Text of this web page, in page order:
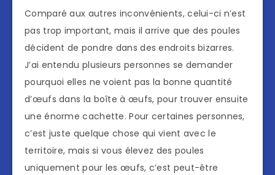
Comparé aux autres inconvénients, celui-ci n’est
pas trop important, mais il arrive que des poules
décident de pondre dans des endroits bizarres.
J’ai entendu plusieurs personnes se demander
pourquoi elles ne voient pas la bonne quantité
d’œufs dans la boîte à œufs, pour trouver ensuite
une énorme cachette. Pour certaines personnes,
c’est juste quelque chose qui vient avec le
territoire, mais si vous élevez des poules
uniquement pour les œufs, c’est peut-être